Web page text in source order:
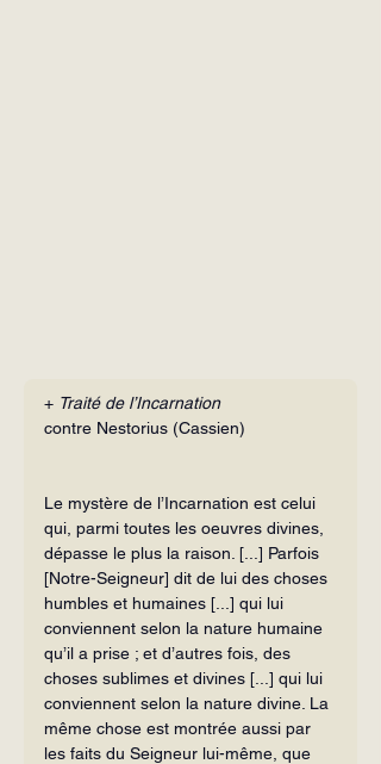
+ Traité de l’Incarnation
contre Nestorius (Cassien)
Le mystère de l’Incarnation est celui
qui, parmi toutes les oeuvres divines,
dépasse le plus la raison. [...] Parfois
[Notre-Seigneur] dit de lui des choses
humbles et humaines [...] qui lui
conviennent selon la nature humaine
qu’il a prise ; et d’autres fois, des
choses sublimes et divines [...] qui lui
conviennent selon la nature divine. La
même chose est montrée aussi par
les faits du Seigneur lui-même, que